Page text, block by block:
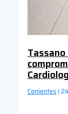
Corrientes |